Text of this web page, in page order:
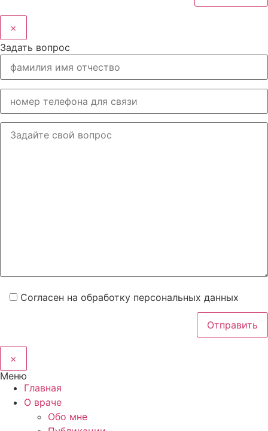
×
Задать вопрос
Согласен на обработку персональных данных
×
Меню
Главная
О враче
Обо мне